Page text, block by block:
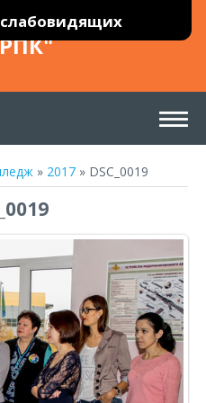
» 2017 » DSC_0019